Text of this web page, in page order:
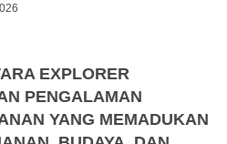
EXPLORER
PENGALAMAN
YANG MEMADUKAN